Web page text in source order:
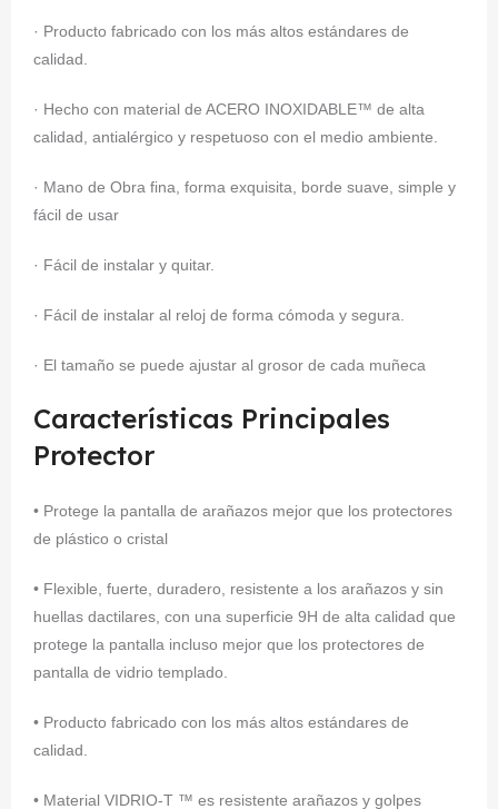
· Producto fabricado con los más altos estándares de
calidad.
· Hecho con material de ACERO INOXIDABLE™ de alta
calidad, antialérgico y respetuoso con el medio ambiente.
· Mano de Obra fina, forma exquisita, borde suave, simple y
fácil de usar
· Fácil de instalar y quitar.
· Fácil de instalar al reloj de forma cómoda y segura.
· El tamaño se puede ajustar al grosor de cada muñeca
Características Principales
Protector
• Protege la pantalla de arañazos mejor que los protectores
de plástico o cristal
• Flexible, fuerte, duradero, resistente a los arañazos y sin
huellas dactilares, con una superficie 9H de alta calidad que
protege la pantalla incluso mejor que los protectores de
pantalla de vidrio templado.
• Producto fabricado con los más altos estándares de
calidad.
• Material VIDRIO-T ™ es resistente arañazos y golpes